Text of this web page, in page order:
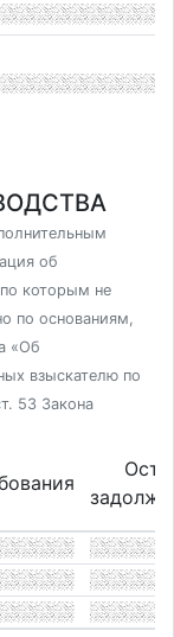
об
которым не
по основаниям,
«Об
взыскателю по
53 Закона